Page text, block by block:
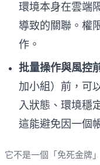
環境本身在雲端
導致的關聯。權
作。
批量操作與風控
加小組）前，可
入狀態、環境穩
這能避免因一個
它不是一個「免死金牌